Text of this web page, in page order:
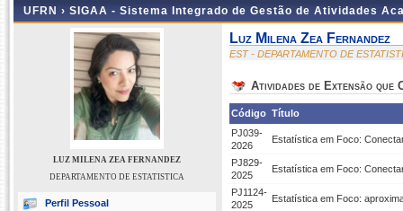
UFRN › SIGAA - Sistema Integrado de Gestão de Atividades
LUZ MILENA ZEA FERNANDEZ
DEPARTAMENTO DE ESTATISTICA
Perfil Pessoal
Luz Milena Zea Fernandez
EST - DEPARTAMENTO DE
Atividades de Extensão que
Código Título
PJ039-
2026
Estatística em Foco:
PJ829-
2025
Estatística em Foco:
PJ1124-
2025
Estatística em Foco: